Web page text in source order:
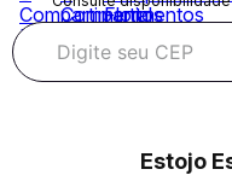
Estojo